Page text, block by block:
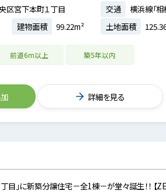
区宮下本町１丁目 交通
横浜線「
建物面積 99.22m² 土地面積
前道6m以上 築5年以内
詳細を見る
目」に新築分譲住宅－全1棟－が堂々誕生！！ 【